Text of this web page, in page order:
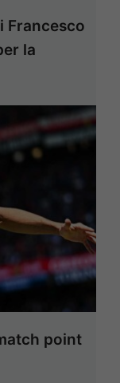
Francesco
la
point